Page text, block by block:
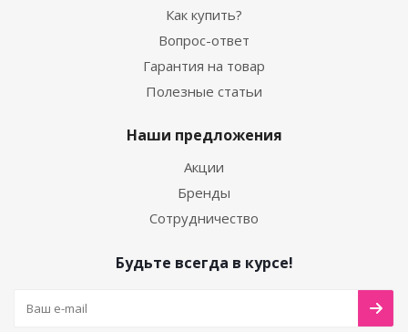
Как купить?
Вопрос-ответ
Гарантия на товар
Полезные статьи
Наши предложения
Акции
Бренды
Сотрудничество
Будьте всегда в курсе!